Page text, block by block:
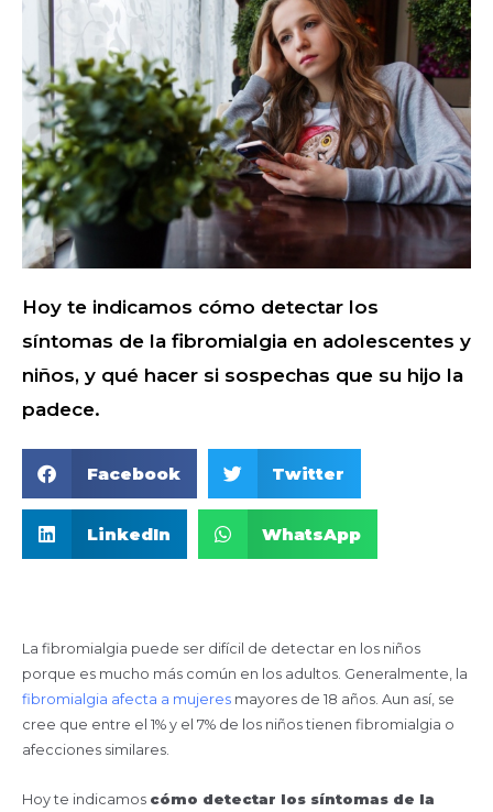
Hoy te indicamos cómo detectar los
síntomas de la fibromialgia en adolescentes y
niños, y qué hacer si sospechas que su hijo la
padece.
Facebook Twitter
LinkedIn WhatsApp
La fibromialgia puede ser difícil de detectar en los niños
porque es mucho más común en los adultos. Generalmente, la
fibromialgia afecta a mujeres mayores de 18 años. Aun así, se
cree que entre el 1% y el 7% de los niños tienen fibromialgia o
afecciones similares.
Hoy te indicamos cómo detectar los síntomas de la